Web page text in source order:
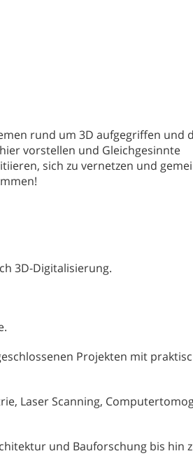
rund um 3D aufgegriffen und
vorstellen und Gleichgesinnte
sich zu vernetzen und
3D-Digitalisierung.
Projekten mit
Laser Scanning,
und Bauforschung bis hin